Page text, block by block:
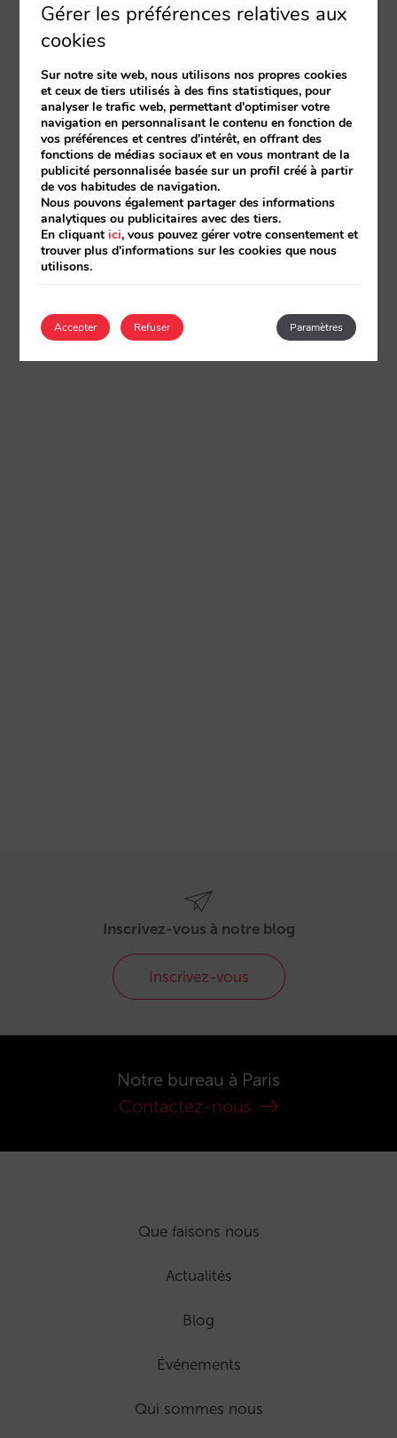
Inscrivez-vous à notre blog
Inscrivez-vous
Notre bureau à Paris
Contactez-nous
Que faisons nous
Actualités
Blog
Événements
Qui sommes nous
Gérer les préférences relatives aux
cookies
Sur notre site web, nous utilisons nos propres cookies
et ceux de tiers utilisés à des fins statistiques, pour
analyser le trafic web, permettant d'optimiser votre
navigation en personnalisant le contenu en fonction de
vos préférences et centres d'intérêt, en offrant des
fonctions de médias sociaux et en vous montrant de la
publicité personnalisée basée sur un profil créé à partir
de vos habitudes de navigation.
Nous pouvons également partager des informations
analytiques ou publicitaires avec des tiers.
En cliquantici, vous pouvez gérer votre consentement et
trouver plus d'informations sur les cookies que nous
utilisons.
Accepter Paramètres
Refuser